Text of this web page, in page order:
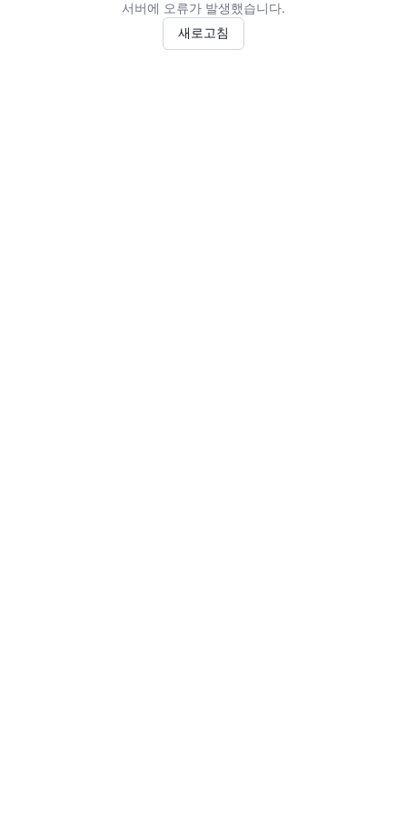
서버에 오류가 발생했습니다.
새로고침